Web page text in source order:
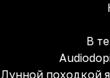
В
Лунной походкой